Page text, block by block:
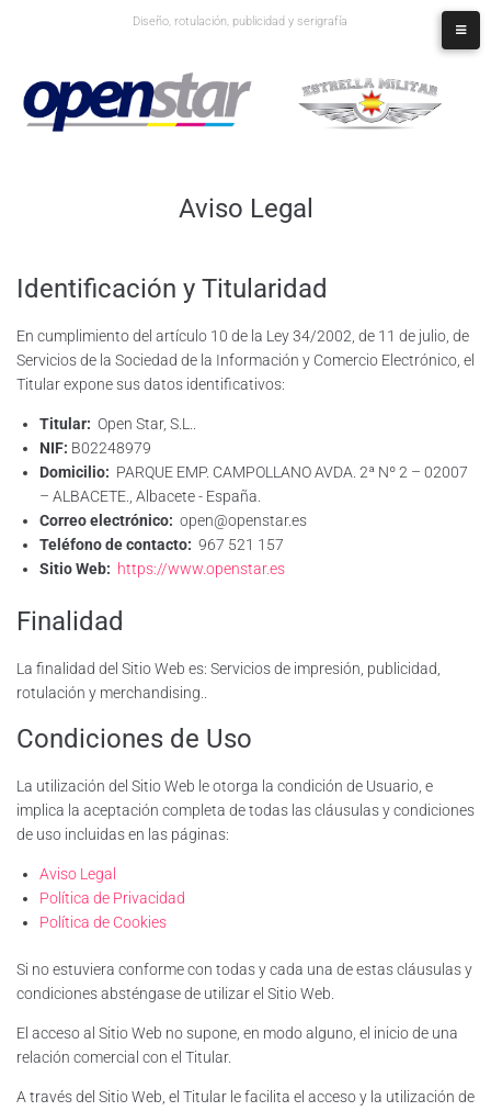
Diseño, rotulación, publicidad y serigrafía
Aviso Legal
Identificación y Titularidad
En cumplimiento del artículo 10 de la Ley 34/2002, de 11 de julio, de
Servicios de la Sociedad de la Información y Comercio Electrónico, el
Titular expone sus datos identificativos:
Titular: Open Star, S.L..
NIF: B02248979
Domicilio: PARQUE EMP. CAMPOLLANO AVDA. 2ª Nº 2 – 02007
– ALBACETE., Albacete - España.
Correo electrónico: open@openstar.es
Teléfono de contacto: 967 521 157
Sitio Web: https://www.openstar.es
Finalidad
La finalidad del Sitio Web es: Servicios de impresión, publicidad,
rotulación y merchandising..
Condiciones de Uso
La utilización del Sitio Web le otorga la condición de Usuario, e
implica la aceptación completa de todas las cláusulas y condiciones
de uso incluidas en las páginas:
Aviso Legal
Política de Privacidad
Política de Cookies
Si no estuviera conforme con todas y cada una de estas cláusulas y
condiciones absténgase de utilizar el Sitio Web.
El acceso al Sitio Web no supone, en modo alguno, el inicio de una
relación comercial con el Titular.
A través del Sitio Web, el Titular le facilita el acceso y la utilización de